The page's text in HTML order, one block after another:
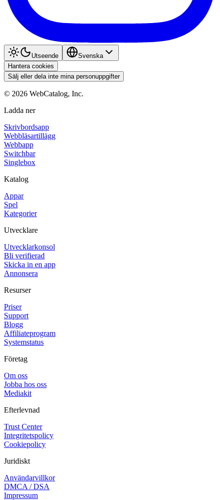
Utseende
Svenska
Hantera cookies
Sälj eller dela inte mina personuppgifter
© 2026 WebCatalog, Inc.
Ladda ner
Skrivbordsapp
Webbläsartillägg
Webbapp
Switchbar
Singlebox
Katalog
Appar
Spel
Kategorier
Utvecklare
Utvecklarkonsol
Bli verifierad
Skicka in en app
Annonsera
Resurser
Priser
Support
Blogg
Affiliateprogram
Systemstatus
Företag
Om oss
Jobba hos oss
Mediakit
Efterlevnad
Trust Center
Integritetspolicy
Cookiepolicy
Juridiskt
Användarvillkor
DMCA / DSA
Impressum